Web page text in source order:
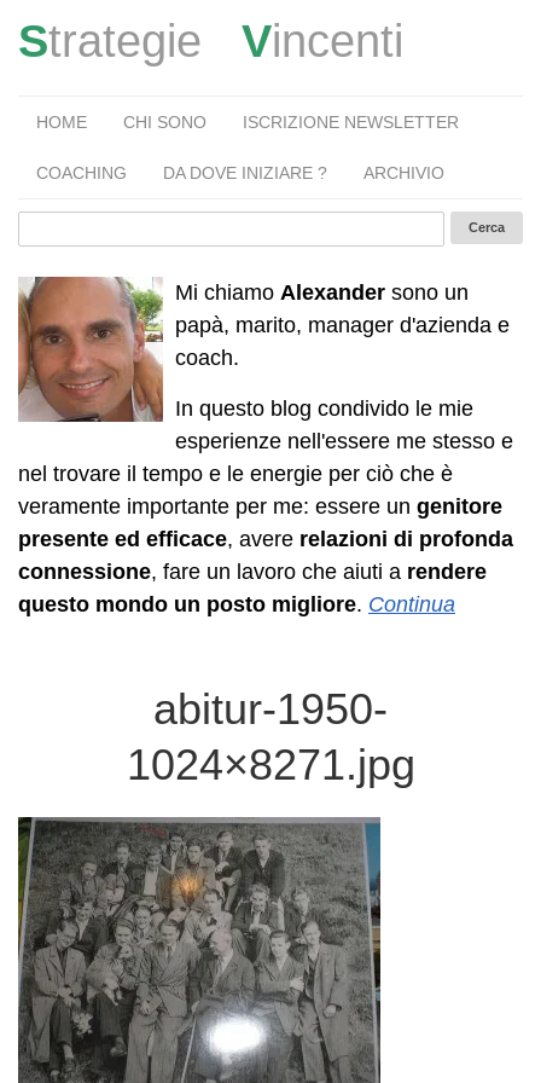
Strategie Vincenti
HOME CHI SONO ISCRIZIONE NEWSLETTER
COACHING DA DOVE INIZIARE ? ARCHIVIO
Mi chiamo Alexander sono un
papà, marito, manager d'azienda e
coach.
In questo blog condivido le mie
esperienze nell'essere me stesso e
nel trovare il tempo e le energie per ciò che è
veramente importante per me: essere un genitore
presente ed efficace, avere relazioni di profonda
connessione, fare un lavoro che aiuti a rendere
questo mondo un posto migliore. Continua
abitur-1950-
1024×8271.jpg